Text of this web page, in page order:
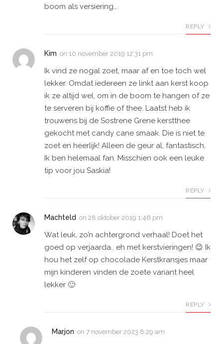
boom als versiering…
REPLY
Kim on 10 november 2019 12:31 pm
Ik vind ze nogal zoet, maar af en toe toch wel
lekker. Omdat iedereen ze linkt aan kerst koop
ik ze altijd wel, om in de boom te hangen of ze
te serveren bij koffie of thee. Laatst heb ik
trouwens bij de Sostrene Grene kerstthee
gekocht met candy cane smaak. Die is niet te
zoet en heerlijk! Alleen de geur al, fantastisch.
Ik ben helemaal fan. Misschien ook een leuke
tip voor jou Saskia!
REPLY
Machteld on 28 oktober 2019 1:46 pm
Wat leuk, zo’n achtergrond verhaal! Doet het
goed op verjaarda.. eh met kerstvieringen! 😉 Ik
hou het zelf op chocolade Kerstkransjes maar
mijn kinderen vinden de zoete variant heel
lekker 🙂
REPLY
Marjon on 7 november 2023 8:29 am